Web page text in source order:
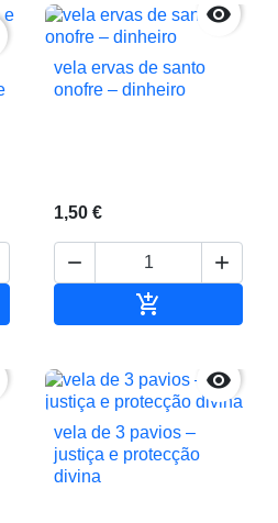

vela ervas de santo
onofre – dinheiro
1,50 €
 


vela de 3 pavios –
justiça e protecção
divina